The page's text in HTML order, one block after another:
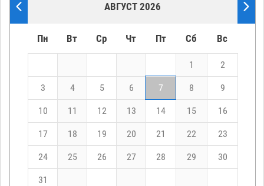
АВГУСТ 2026
Пн Вт Ср Чт Пт Сб Вс
1 2
3 4 5 6 7 8 9
10 11 12 13 14 15 16
17 18 19 20 21 22 23
24 25 26 27 28 29 30
31